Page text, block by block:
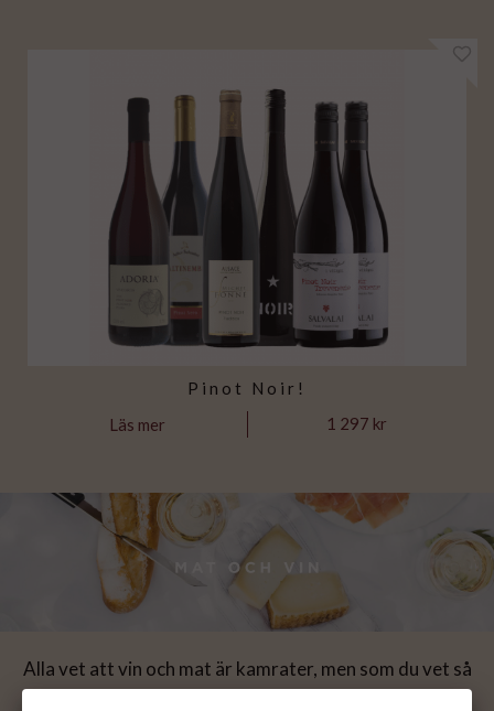
Pinot Noir!
Läs mer
1 297 kr
Alla vet att vin och mat är kamrater, men som du vet så